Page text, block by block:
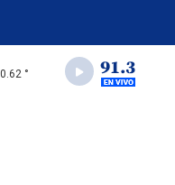
°